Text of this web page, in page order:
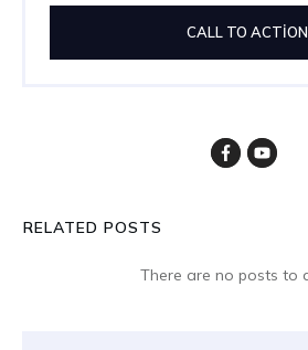
CALL TO ACTION
RELATED POSTS